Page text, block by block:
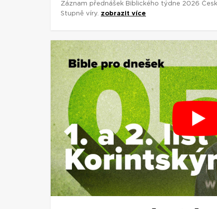
Záznam přednášek Biblického týdne 2026
Stupně víry. zobrazit více